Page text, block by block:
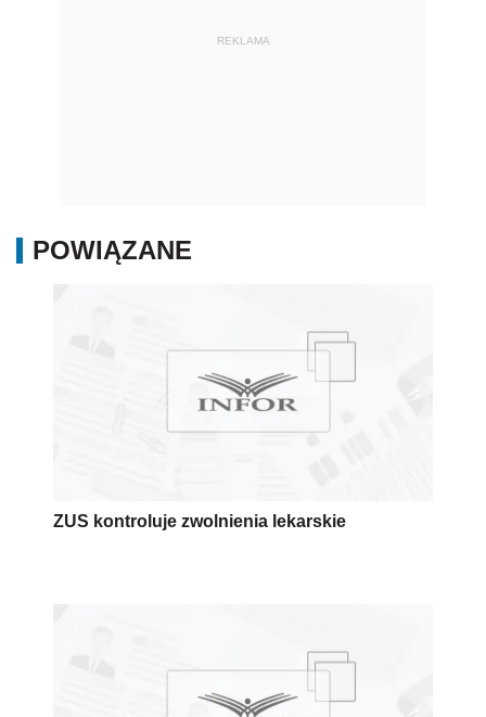
REKLAMA
POWIĄZANE
ZUS kontroluje zwolnienia lekarskie